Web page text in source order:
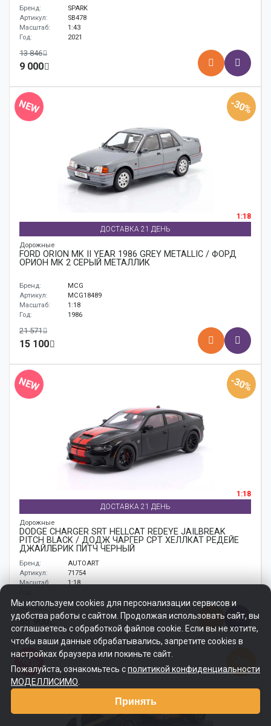
Бренд:
SPARK
Артикул:
SB478
Масштаб:
1:43
Год:
2021
13 846
9 000
NEW -30%
1:18
ДОСТАВКА 21 ДЕНЬ
Дорожные
FORD ORION MK II YEAR 1986 GREY METALLIC / ФОРД
ОРИОН МК 2 СЕРЫЙ МЕТАЛЛИК
Бренд:
MCG
Артикул:
MCG18489
Масштаб:
1:18
Год:
1986
21 571
15 100
NEW -30%
1:18
ДОСТАВКА 21 ДЕНЬ
Дорожные
DODGE CHARGER SRT HELLCAT REDEYE JAILBREAK
PITCH BLACK / ДОДЖ ЧАРГЕР СРТ ХЕЛЛКАТ РЕДЕЙЕ
ДЖАЙЛБРИК ПИТЧ ЧЕРНЫЙ
Бренд:
AUTOART
Артикул:
71754
Масштаб:
1:18
94 143
65 900
NEW
Мы используем cookies для персонализации сервисов и
удобства работы с сайтом. Продолжая использовать сайт, вы
соглашаетесь с обработкой файлов cookie. Если вы не хотите,
чтобы ваши данные обрабатывались, запретите cookies в
настройках браузера или покиньте сайт.
Пожалуйста, ознакомьтесь сполитикой конфиденциальности
МОДЕЛЛИСИМО
Принять